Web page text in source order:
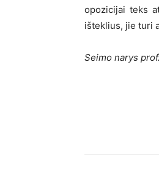
opozicijai teks
išteklius, jie turi
Seimo narys